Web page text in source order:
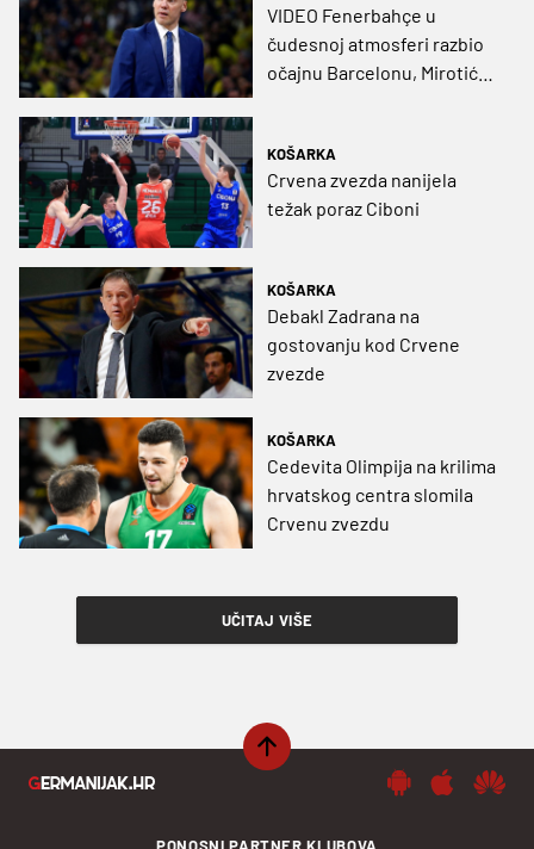
VIDEO Fenerbahçe u
čudesnoj atmosferi razbio
očajnu Barcelonu, Mirotić
KOŠARKA
Crvena zvezda nanijela
težak poraz Ciboni
KOŠARKA
Debakl Zadrana na
gostovanju kod Crvene
zvezde
KOŠARKA
Cedevita Olimpija na krilima
hrvatskog centra slomila
Crvenu zvezdu
UČITAJ VIŠE